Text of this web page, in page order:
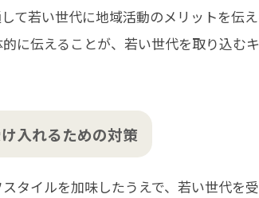
て若い世代に地域活動のメリットを伝
に伝えることが、若い世代を取り込む
入れるための対策
タイルを加味したうえで、若い世代を